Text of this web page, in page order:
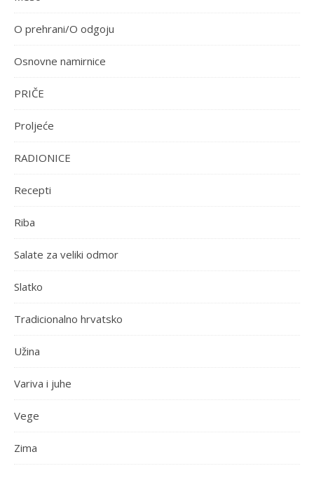
O prehrani/O odgoju
Osnovne namirnice
PRIČE
Proljeće
RADIONICE
Recepti
Riba
Salate za veliki odmor
Slatko
Tradicionalno hrvatsko
Užina
Variva i juhe
Vege
Zima